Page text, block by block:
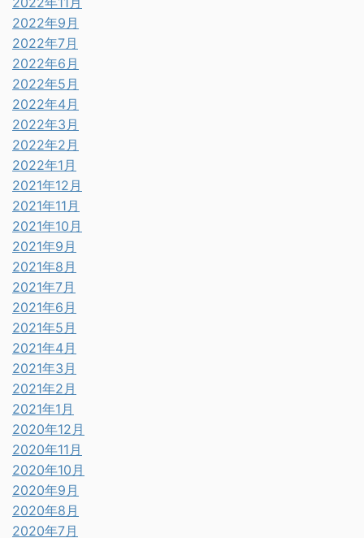
2022年9月
2022年7月
2022年6月
2022年5月
2022年4月
2022年3月
2022年2月
2022年1月
2021年12月
2021年11月
2021年10月
2021年9月
2021年8月
2021年7月
2021年6月
2021年5月
2021年4月
2021年3月
2021年2月
2021年1月
2020年12月
2020年11月
2020年10月
2020年9月
2020年8月
2020年7月